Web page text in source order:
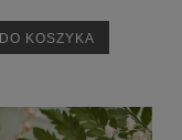
DO KOSZYKA